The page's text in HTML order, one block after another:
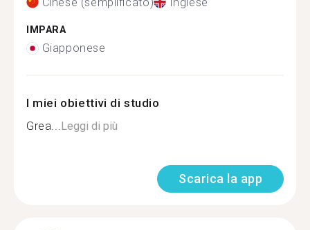
IMPARA
Giapponese
I miei obiettivi di studio
Grea...Leggi di più
Scarica la app